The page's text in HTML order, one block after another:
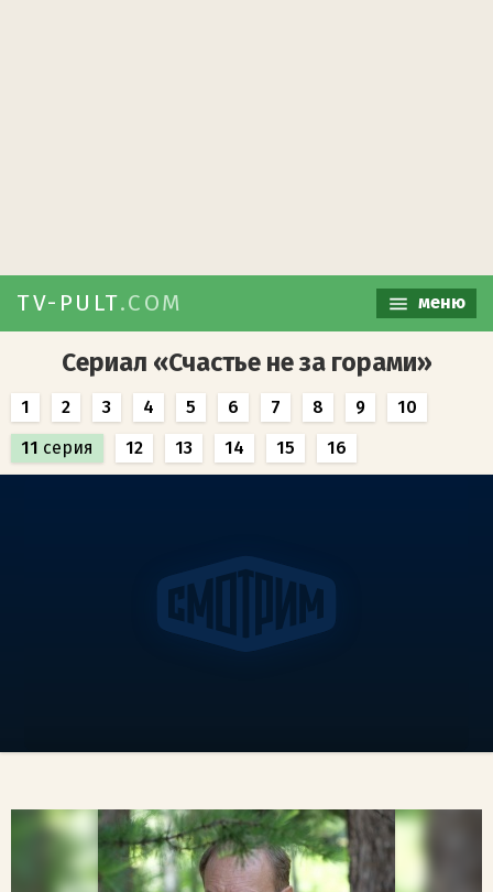
TV-PULT.COM меню
Сериал «Счастье не за горами»
1 2 3 4 5 6 7 8 9
10
11 серия 12 13 14 15 16